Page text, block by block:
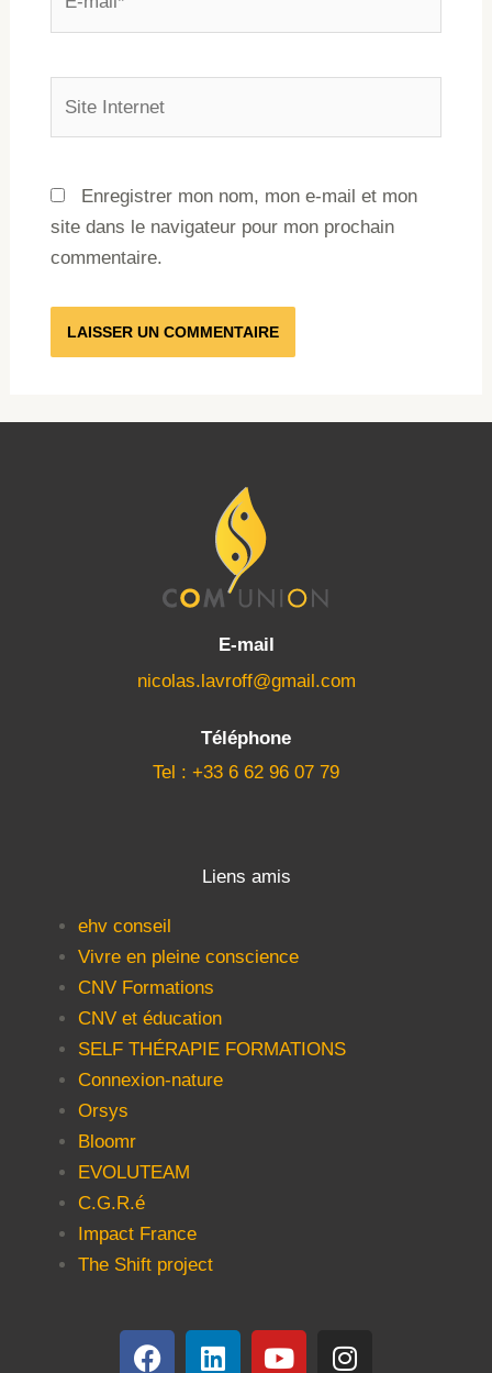
Enregistrer mon nom, mon e-mail et mon
site dans le navigateur pour mon prochain
commentaire.
E-mail
nicolas.lavroff@gmail.com
Téléphone
Tel : +33 6 62 96 07 79
Liens amis
ehv conseil
Vivre en pleine conscience
CNV Formations
CNV et éducation
SELF THÉRAPIE FORMATIONS
Connexion-nature
Orsys
Bloomr
EVOLUTEAM
C.G.R.é
Impact France
The Shift project